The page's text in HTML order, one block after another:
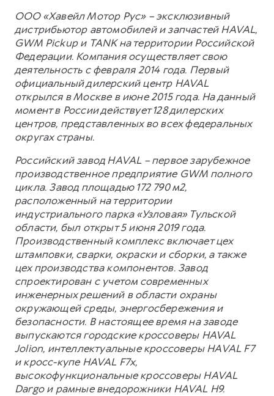
ООО «Хавейл Мотор Рус» – эксклюзивный
дистрибьютор автомобилей и запчастей HAVAL,
GWM Pickup и TANK на территории Российской
Федерации. Компания осуществляет свою
деятельность с февраля 2014 года. Первый
официальный дилерский центр HAVAL
открылся в Москве в июне 2015 года. На данный
момент в России действует 128 дилерских
центров, представленных во всех федеральных
округах страны.
Российский завод HAVAL – первое зарубежное
производственное предприятие GWM полного
цикла. Завод площадью 172 790 м2,
расположенный на территории
индустриального парка «Узловая» Тульской
области, был открыт 5 июня 2019 года.
Производственный комплекс включает цех
штамповки, сварки, окраски и сборки, а также
цех производства компонентов. Завод
спроектирован с учетом современных
инженерных решений в области охраны
окружающей среды, энергосбережения и
безопасности. В настоящее время на заводе
выпускаются городские кроссоверы HAVAL
Jolion, интеллектуальные кроссоверы HAVAL F7
и кросс-купе HAVAL F7x,
высокофункциональные кроссоверы HAVAL
Dargo и рамные внедорожники HAVAL H9.